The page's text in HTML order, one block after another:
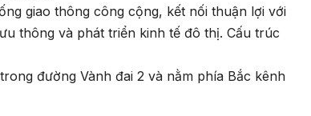
giao thông công cộng, kết nối thuận lợi với
thông và phát triển kinh tế đô thị. Cấu trúc
đường Vành đai 2 và nằm phía Bắc kênh